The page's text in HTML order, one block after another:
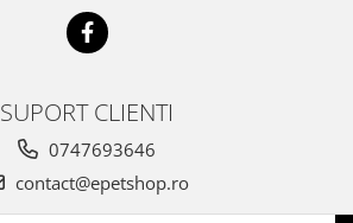
SUPORT CLIENTI
0747693646
contact@epetshop.ro